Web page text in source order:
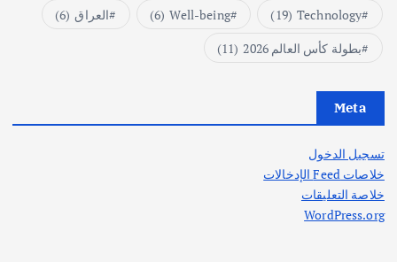
Technology
(19)
Well-being
(6) العراق (6)
بطولة كأس العالم 2026
(11)
Meta
تسجيل الدخول
خلاصات Feed الإدخالات
خلاصة التعليقات
WordPress.org